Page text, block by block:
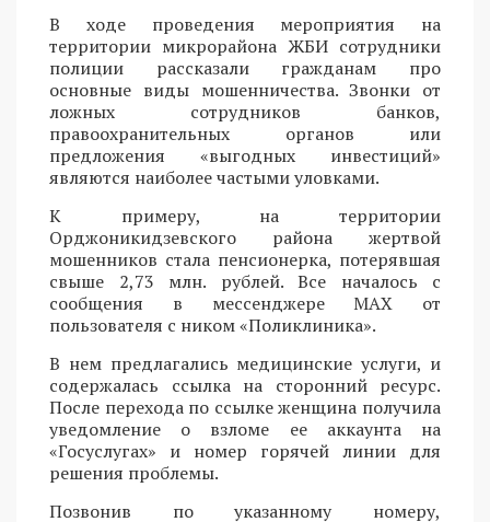
В ходе проведения мероприятия на
территории микрорайона ЖБИ сотрудники
полиции рассказали гражданам про
основные виды мошенничества. Звонки от
ложных сотрудников банков,
правоохранительных органов или
предложения «выгодных инвестиций»
являются наиболее частыми уловками.
К примеру, на территории
Орджоникидзевского района жертвой
мошенников стала пенсионерка, потерявшая
свыше 2,73 млн. рублей. Все началось с
сообщения в мессенджере MAX от
пользователя с ником «Поликлиника».
В нем предлагались медицинские услуги, и
содержалась ссылка на сторонний ресурс.
После перехода по ссылке женщина получила
уведомление о взломе ее аккаунта на
«Госуслугах» и номер горячей линии для
решения проблемы.
Позвонив по указанному номеру,